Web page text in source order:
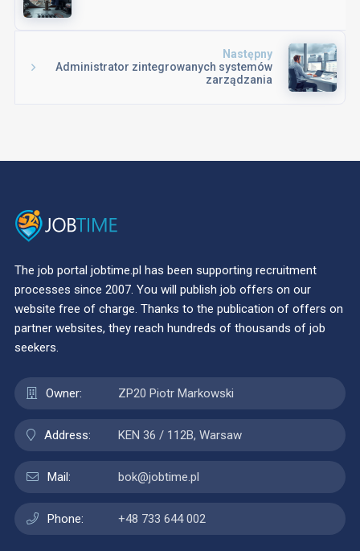
Następny
Administrator zintegrowanych systemów
zarządzania
The job portal jobtime.pl has been supporting recruitment
processes since 2007. You will publish job offers on our
website free of charge. Thanks to the publication of offers on
partner websites, they reach hundreds of thousands of job
seekers.
Owner: ZP20 Piotr Markowski
Address: KEN 36 / 112B, Warsaw
Mail: bok@jobtime.pl
Phone: +48 733 644 002